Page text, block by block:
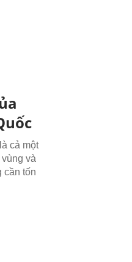
cả một
và
cần tốn